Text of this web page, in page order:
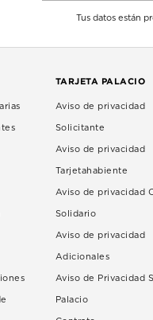
Tus datos están
TARJETA PALACIO
Aviso de privacidad
Solicitante
Aviso de privacidad
Tarjetahabiente
Aviso de privacidad
Solidario
Aviso de privacidad
Adicionales
Aviso de Privacidad
Palacio